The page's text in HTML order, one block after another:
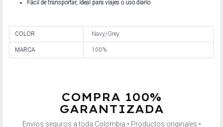
Fácil de transportar, ideal para viajes o uso diario.
COLOR Navy/Grey
MARCA 100%
COMPRA 100%
GARANTIZADA
Envíos seguros a toda Colombia • Productos originales •